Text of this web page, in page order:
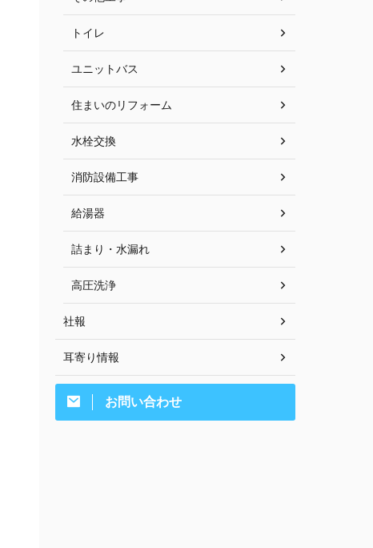
トイレ
ユニットバス
住まいのリフォーム
水栓交換
消防設備工事
給湯器
詰まり・水漏れ
高圧洗浄
社報
耳寄り情報
お問い合わせ